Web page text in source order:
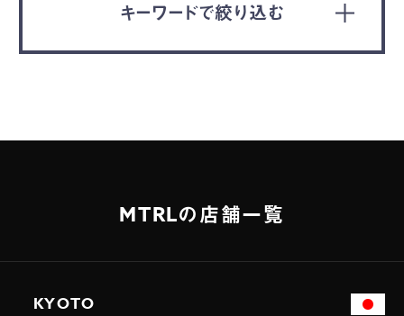
キーワードで絞り込む
MTRLの店舗一覧
KYOTO